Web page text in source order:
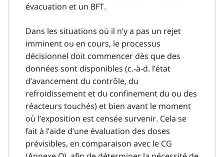
évacuation et un BFT.
Dans les situations où il n’y a pas un rejet
imminent ou en cours, le processus
décisionnel doit commencer dès que des
données sont disponibles (c.-à-d. l’état
d’avancement du contrôle, du
refroidissement et du confinement du ou des
réacteurs touchés) et bien avant le moment
où l’exposition est censée survenir. Cela se
fait à l’aide d’une évaluation des doses
prévisibles, en comparaison avec le CG